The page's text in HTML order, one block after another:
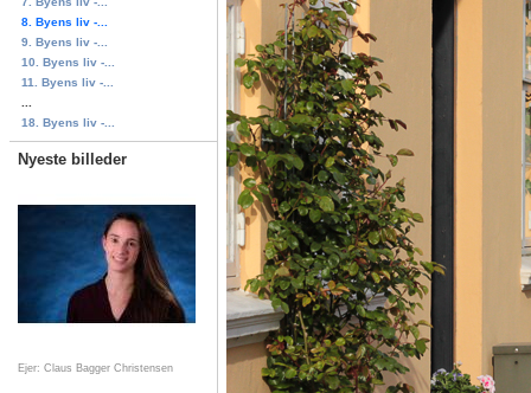
8. Byens liv -...
9. Byens liv -...
10. Byens liv -...
11. Byens liv -...
18. Byens liv -...
Nyeste billeder
Ejer: Claus Bagger Christensen